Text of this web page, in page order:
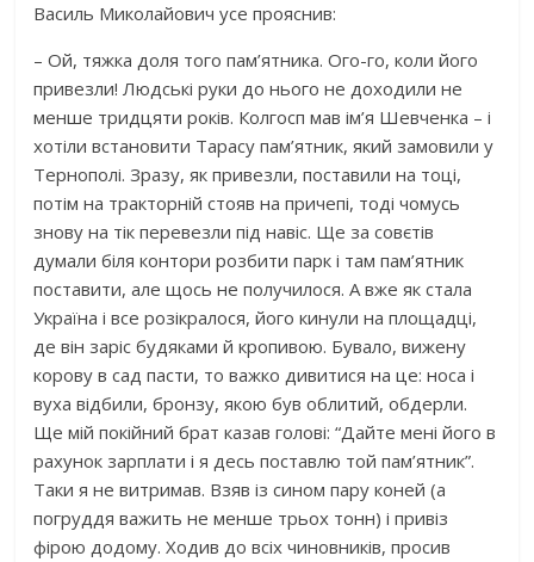
Василь Миколайович усе прояснив:
– Ой, тяжка доля того пам’ятника. Ого-го, коли його
привезли! Людські руки до нього не доходили не
менше тридцяти років. Колгосп мав ім’я Шевченка – і
хотіли встановити Тарасу пам’ятник, який замовили у
Тернополі. Зразу, як привезли, поставили на тоці,
потім на тракторній стояв на причепі, тоді чомусь
знову на тік перевезли під навіс. Ще за совєтів
думали біля контори розбити парк і там пам’ятник
поставити, але щось не получилося. А вже як стала
Україна і все розікралося, його кинули на площадці,
де він заріс будяками й кропивою. Бувало, вижену
корову в сад пасти, то важко дивитися на це: носа і
вуха відбили, бронзу, якою був облитий, обдерли.
Ще мій покійний брат казав голові: “Дайте мені його в
рахунок зарплати і я десь поставлю той пам’ятник”.
Таки я не витримав. Взяв із сином пару коней (а
погруддя важить не менше трьох тонн) і привіз
фірою додому. Ходив до всіх чиновників, просив